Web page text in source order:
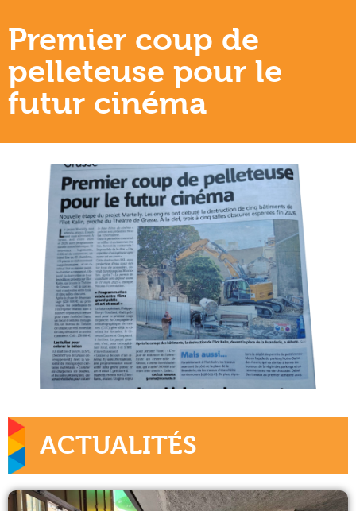
Premier coup de
pelleteuse pour le
futur cinéma
ACTUALITÉS